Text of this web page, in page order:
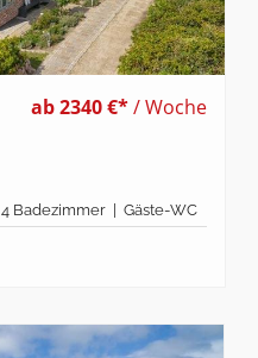
ab 2340 €*/ Woche
Badezimmer | Gäste-WC